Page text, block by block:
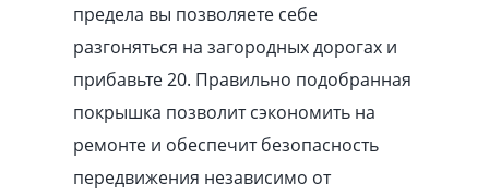
предела вы позволяете себе
разгоняться на загородных дорогах и
прибавьте 20. Правильно подобранная
покрышка позволит сэкономить на
ремонте и обеспечит безопасность
передвижения независимо от